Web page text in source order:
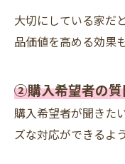
大切にしている家だ
品価値を高める効果
➁購入希望者の質
購入希望者が聞きた
ズな対応ができるよ